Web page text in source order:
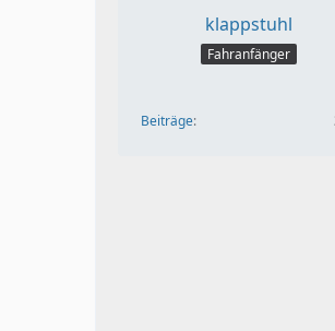
klappstuhl
Fahranfänger
Beiträge